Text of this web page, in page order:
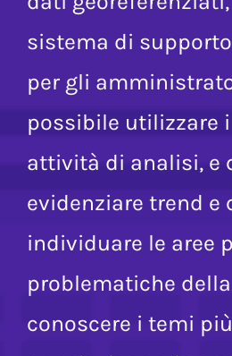
dati
sistema di supporto
per gli
possibile utilizzare i
attività di analisi, e
evidenziare trend e
individuare le aree
problematiche